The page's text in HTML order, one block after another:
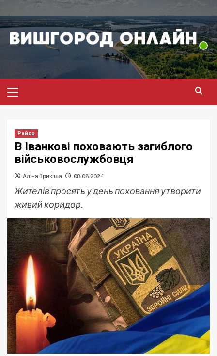
до
вмісту
меню
Район
В Іванкові поховають загиблого
військовослужбовця
Аліна Трикіша 08.08.2024
Жителів просять у день поховання утворити
живий коридор.